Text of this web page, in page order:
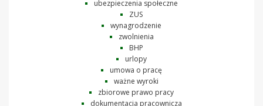
ubezpieczenia społeczne
ZUS
wynagrodzenie
zwolnienia
BHP
urlopy
umowa o pracę
ważne wyroki
zbiorowe prawo pracy
dokumentacja pracownicza